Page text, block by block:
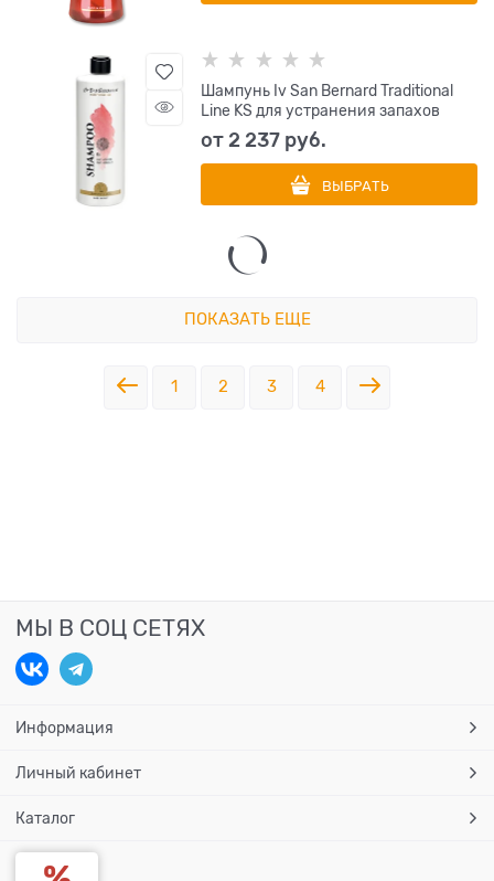
Шампунь Iv San Bernard Traditional
Line KS для устранения запахов
от2 237 руб.
ВЫБРАТЬ
ПОКАЗАТЬ ЕЩЕ
1 2 3 4
МЫ В СОЦ СЕТЯХ
Информация
Личный кабинет
Каталог